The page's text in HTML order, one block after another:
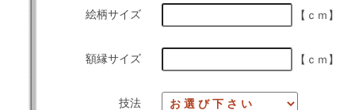
絵柄サイズ 【ｃｍ】
額縁サイズ 【ｃｍ】
技法